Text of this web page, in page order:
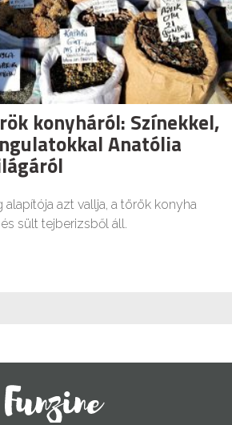
konyháról: Színekkel,
Anatólia
azt vallja, a török konyha
sült tejberizsből áll.